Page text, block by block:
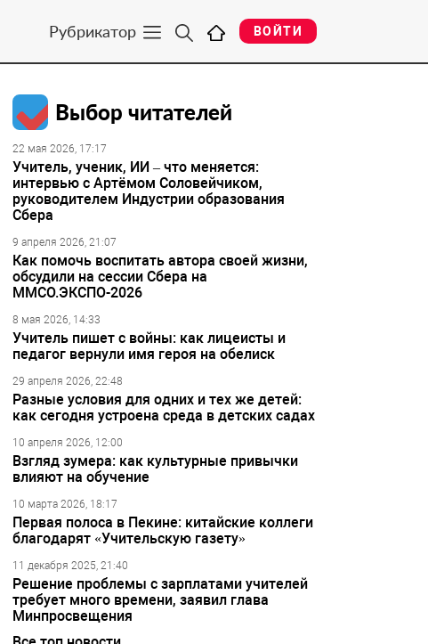
Рубрикатор ВОЙТИ
Выбор читателей
22 мая 2026, 17:17
Учитель, ученик, ИИ – что меняется:
интервью с Артёмом Соловейчиком,
руководителем Индустрии образования
Сбера
9 апреля 2026, 21:07
Как помочь воспитать автора своей жизни,
обсудили на сессии Сбера на
ММСО.ЭКСПО-2026
8 мая 2026, 14:33
Учитель пишет с войны: как лицеисты и
педагог вернули имя героя на обелиск
29 апреля 2026, 22:48
Разные условия для одних и тех же детей:
как сегодня устроена среда в детских садах
10 апреля 2026, 12:00
Взгляд зумера: как культурные привычки
влияют на обучение
10 марта 2026, 18:17
Первая полоса в Пекине: китайские коллеги
благодарят «Учительскую газету»
11 декабря 2025, 21:40
Решение проблемы с зарплатами учителей
требует много времени, заявил глава
Минпросвещения